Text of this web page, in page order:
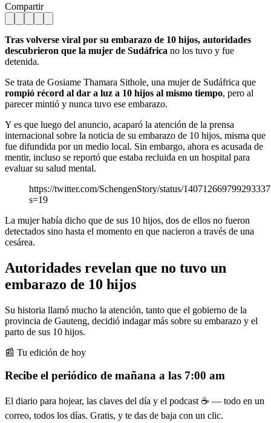
Compartir
Tras volverse viral por su embarazo de 10 hijos, autoridades
descubrieron que la mujer de Sudáfrica no los tuvo y fue
detenida.
Se trata de Gosiame Thamara Sithole, una mujer de Sudáfrica que
rompió récord al dar a luz a 10 hijos al mismo tiempo, pero al
parecer mintió y nunca tuvo ese embarazo.
Y es que luego del anuncio, acaparó la atención de la prensa
internacional sobre la noticia de su embarazo de 10 hijos, misma que
fue difundida por un medio local. Sin embargo, ahora es acusada de
mentir, incluso se reportó que estaba recluida en un hospital para
evaluar su salud mental.
https://twitter.com/SchengenStory/status/
s=19
La mujer había dicho que de sus 10 hijos, dos de ellos no fueron
detectados sino hasta el momento en que nacieron a través de una
cesárea.
Autoridades revelan que no tuvo un
embarazo de 10 hijos
Su historia llamó mucho la atención, tanto que el gobierno de la
provincia de Gauteng, decidió indagar más sobre su embarazo y el
parto de sus 10 hijos.
📰 Tu edición de hoy
Recibe el periódico de mañana a las 7:00 am
El diario para hojear, las claves del día y el podcast ☕ — todo en un
correo, todos los días. Gratis, y te das de baja con un clic.